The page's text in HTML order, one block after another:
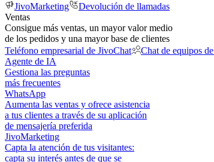
JivoMarketing
Devolución de llamadas
Ventas
Consigue más ventas, un mayor valor medio
de los pedidos y una mayor base de clientes
Teléfono empresarial de JivoChat
Chat de equipos
Agente de IA
Gestiona las preguntas
más frecuentes
WhatsApp
Aumenta las ventas y ofrece asistencia
a tus clientes a través de su aplicación
de mensajería preferida
JivoMarketing
Capta la atención de tus visitantes:
capta su interés antes de que se